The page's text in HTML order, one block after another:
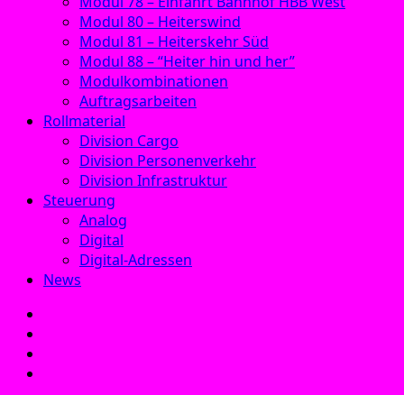
Modul 80 – Heiterswind
Modul 81 – Heiterskehr Süd
Modul 88 – “Heiter hin und her”
Modulkombinationen
Auftragsarbeiten
Rollmaterial
Division Cargo
Division Personenverkehr
Division Infrastruktur
Steuerung
Analog
Digital
Digital-Adressen
News